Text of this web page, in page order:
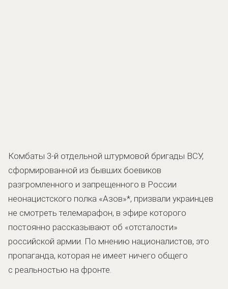
Комбаты 3-й отдельной штурмовой бригады ВСУ,
сформированной из бывших боевиков
разгромленного и запрещенного в России
неонацистского полка «Азов»*, призвали украинцев
не смотреть телемарафон, в эфире которого
постоянно рассказывают об «отсталости»
российской армии. По мнению националистов, это
пропаганда, которая не имеет ничего общего
с реальностью на фронте.